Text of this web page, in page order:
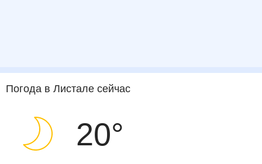
Погода в Листалесейчас
20°